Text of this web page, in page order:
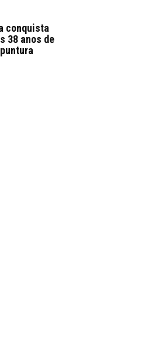
conquista
38 anos de